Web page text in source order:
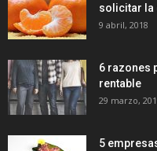
solicitar la
9 abril, 2018
6 razones
rentable
29 marzo,
5